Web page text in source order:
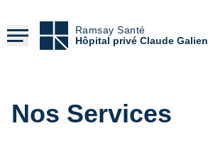
contenu
principal
Ramsay Santé
Hôpital privé Claude Galien
Nos Services